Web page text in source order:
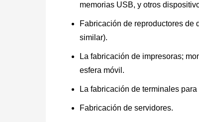
memorias USB, y otros
Fabricación de reproductores de
similar).
La fabricación de impresoras;
esfera móvil.
La fabricación de terminales
Fabricación de servidores.